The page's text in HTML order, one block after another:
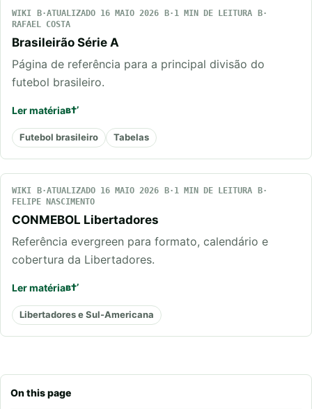
On this page
WIKI ATUALIZADO 16 MAIO 2026
1 MIN DE LEITURA
RAFAEL COSTA
Brasileirão Série A
Página de referência para a principal divisão do
futebol brasileiro.
Ler matéria
Futebol brasileiro Tabelas
WIKI ATUALIZADO 16 MAIO 2026
1 MIN DE LEITURA
FELIPE NASCIMENTO
CONMEBOL Libertadores
Referência evergreen para formato, calendário e
cobertura da Libertadores.
Ler matéria
Libertadores e Sul-Americana